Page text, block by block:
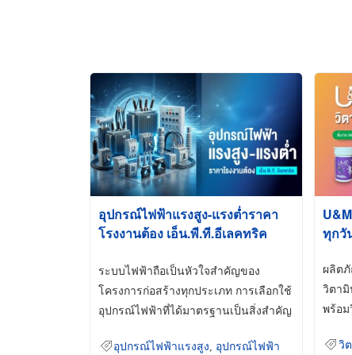
อุปกรณ์ไฟฟ้าแรงสูง-แรงต่ำราคา
โรงงานต้อง เอ็น.พี.ที.อีเลคทริค
ระบบไฟฟ้าถือเป็นหัวใจสำคัญของ
โครงการก่อสร้างทุกประเภท การเลือกใช้
อุปกรณ์ไฟฟ้าที่ได้มาตรฐานเป็นสิ่งสำคัญ
อุปกรณ์ไฟฟ้าแรงสูง
อุปกรณ์ไฟฟ้า
ทุกวั
ผลิต
วิตา
พร้อม
วิ